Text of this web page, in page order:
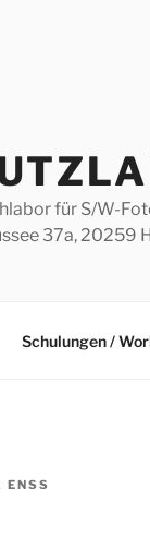
für S/W-
37a, 20259
Schulungen /
ENSS